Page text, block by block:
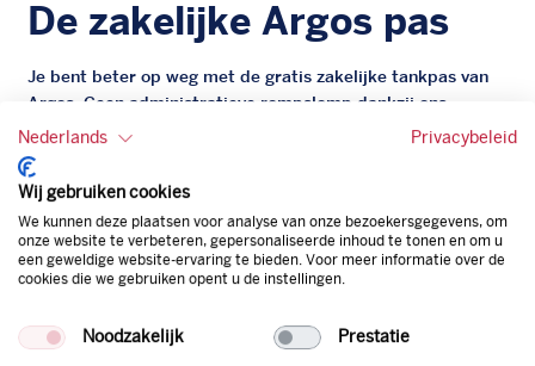
De zakelijke Argos pas
Je bent beter op weg met de gratis zakelijke tankpas van
Argos. Geen administratieve rompslomp dankzij ons
digitale facturatiesysteem dat automatisch alles bijhoudt.
Zo bespaar je dus tijd, geld en energie.
Onze tankpas is super flexibel, zo geniet je van het gemak
van een flexibele limiet, zit je niet vast aan een contract en
bepaal je zelf of er wel of geen andere producten dan
brandstof mee betaalt kunnen worden.
korting. Mocht de pompprijs toch lager zijn dan betaal je
Nederlands Privacybeleid
Wij gebruiken cookies
We kunnen deze plaatsen voor analyse van onze bezoekersgegevens, om
onze website te verbeteren, gepersonaliseerde inhoud te tonen en om u
een geweldige website-ervaring te bieden. Voor meer informatie over de
cookies die we gebruiken opent u de instellingen.
Noodzakelijk Prestatie